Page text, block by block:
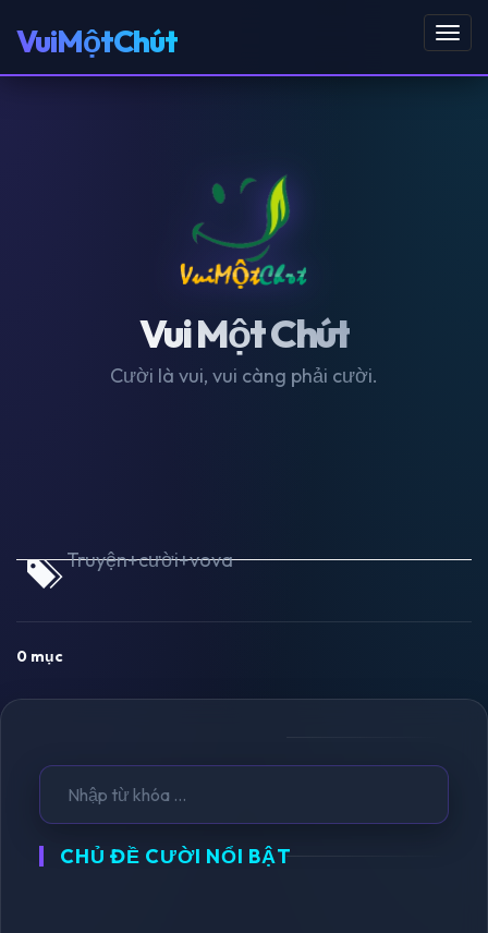
VuiMộtChút
Vui Một Chút
Cười là vui, vui càng phải cười.
Truyện+cười+vova
0 mục
CHỦ ĐỀ CƯỜI NỔI BẬT